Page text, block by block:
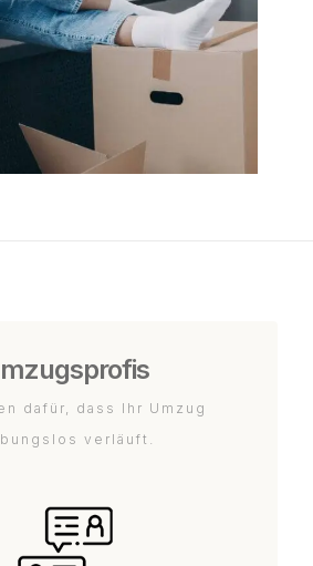
dafür, dass Ihr Umzug
verläuft.